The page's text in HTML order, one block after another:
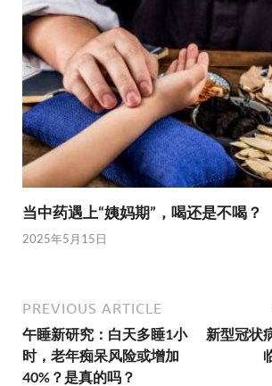
当中药遇上“姨妈期”，喝还是不喝？
2025年5月15日
PREVIOUS ARTICLE
午睡新研究：白天多睡1小
时，老年痴呆风险或增加
40%？是真的吗？
新型冠状